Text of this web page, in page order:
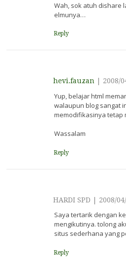
Wah, sok atuh dishare
elmunya…
Reply
hevi.fauzan 2008/
Yup, belajar html
walaupun blog sangat
memodifikasinya tetap
Wassalam
Reply
HARDI SPD 2008/
Saya tertarik dengan
mengikutinya. tolong
situs sederhana yang
Reply